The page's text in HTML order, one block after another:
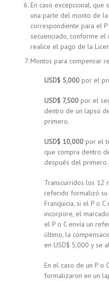
En caso excepcional, que
una parte del monto de la
correspondiente para el
secuenciado, conforme el
realice el pago de la
Montos para compensar
USD$ 5,000 por el
USD$ 7,500 por el
dentro de un lapso
primero.
USD$ 10,000 por el
que compra dentro
después del primero.
Transcurridos los 12
referido formalizó su
Franquicia, si el P o
incorpore, el
el P o C envía un
último, la
en USD$ 5,000 y se
En el caso de un P o
formalizaron en un